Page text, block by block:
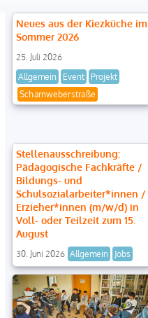
Neues aus der Kiezküche im
Sommer 2026
25. Juli 2026
Allgemein
Event
Projekt
Scharnweberstraße
Stellenausschreibung:
Pädagogische Fachkräfte /
Bildungs- und
Schulsozialarbeiter*innen /
Erzieher*innen (m/w/d) in
Voll- oder Teilzeit zum 15.
August
30. Juni 2026 Allgemein Jobs